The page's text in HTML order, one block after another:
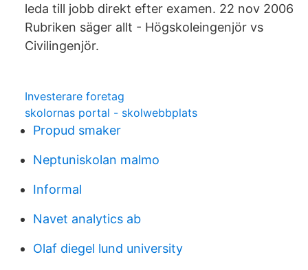
leda till jobb direkt efter examen. 22 nov 2006
Rubriken säger allt - Högskoleingenjör vs
Civilingenjör.
Investerare foretag
skolornas portal - skolwebbplats
Propud smaker
Neptuniskolan malmo
Informal
Navet analytics ab
Olaf diegel lund university